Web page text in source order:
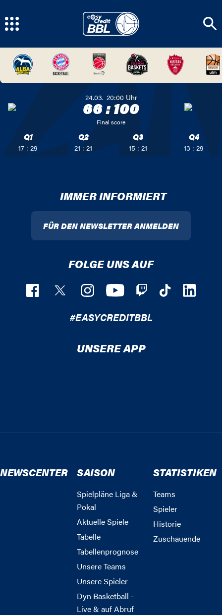
24.03. 20:00 Uhr
66:100
Final score
Q1
17 : 29
Q2
21 : 21
Q3
15 : 21
Q4
13 : 29
IMMER INFORMIERT
FÜR DEN NEWSLETTER ANMELDEN
FOLGE UNS AUF
#EASYCREDITBBL
UNSERE APP
NEWSCENTER SAISON
Spielpläne Liga &
Pokal
Aktuelle Spiele
Tabelle
Tabellenprognose
Unsere Teams
Unsere Spieler
Dyn Basketball -
Live & auf Abruf
STATISTIKEN
Teams
Spieler
Historie
Zuschauende